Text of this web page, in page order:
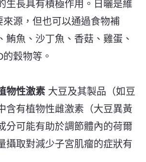
生長具有積極作用。日曬是維
來源，但也可以通過食物補
鮪魚、沙丁魚、香菇、雞蛋、
的穀物等。
物性激素 大豆及其製品（如豆
含有植物性雌激素（大豆異黃
分可能有助於調節體內的荷爾
攝取對減少子宮肌瘤的症狀有